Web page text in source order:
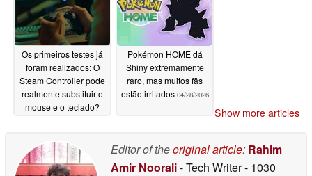
Os primeiros testes já
foram realizados: O
Steam Controller pode
realmente substituir o
mouse e o teclado?
Pokémon HOME dá
Shiny extremamente
raro, mas muitos fãs
estão irritados 04/28/2026
Show more articles
Editor of theoriginal article: Rahim
Amir Noorali- Tech Writer- 1030